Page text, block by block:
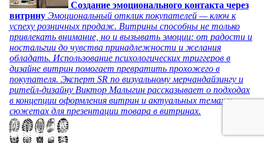
Создание эмоционального контакта через
витрину Эмоциональный отклик покупателей — ключ к
успеху розничных продаж. Витрины способны не только
привлекать внимание, но и вызывать эмоции: от радости и
ностальгии до чувства принадлежности и желания
обладать. Использование психологических триггеров в
дизайне витрин помогает превратить прохожего в
покупателя. Эксперт SR по визуальному мерчандайзингу и
ритейл-дизайну Виктор Малыгин рассказывает о подходах
в концепции оформления витрин и актуальных темах и
сюжетах для презентации товара в витринах.